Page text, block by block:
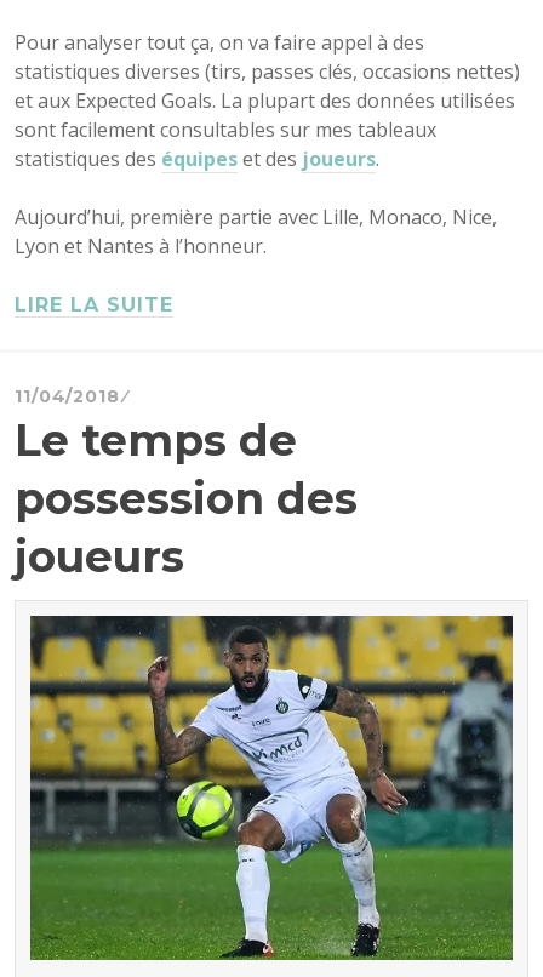
Pour analyser tout ça, on va faire appel à des
statistiques diverses (tirs, passes clés, occasions nettes)
et aux Expected Goals. La plupart des données utilisées
sont facilement consultables sur mes tableaux
statistiques des équipeset des joueurs.
Aujourd’hui, première partie avec Lille, Monaco, Nice,
Lyon et Nantes à l’honneur.
LIRE LA SUITE
11/04/2018
Le temps de
possession des
joueurs